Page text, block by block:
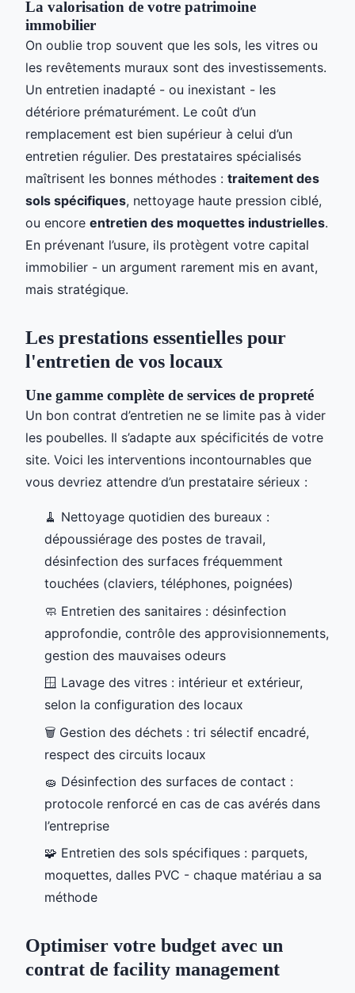
La valorisation de votre patrimoine
immobilier
On oublie trop souvent que les sols, les vitres ou
les revêtements muraux sont des investissements.
Un entretien inadapté - ou inexistant - les
détériore prématurément. Le coût d’un
remplacement est bien supérieur à celui d’un
entretien régulier. Des prestataires spécialisés
maîtrisent les bonnes méthodes : traitement des
sols spécifiques, nettoyage haute pression ciblé,
ou encore entretien des moquettes industrielles.
En prévenant l’usure, ils protègent votre capital
immobilier - un argument rarement mis en avant,
mais stratégique.
Les prestations essentielles pour
l'entretien de vos locaux
Une gamme complète de services de propreté
Un bon contrat d’entretien ne se limite pas à vider
les poubelles. Il s’adapte aux spécificités de votre
site. Voici les interventions incontournables que
vous devriez attendre d’un prestataire sérieux :
🧹 Nettoyage quotidien des bureaux :
dépoussiérage des postes de travail,
désinfection des surfaces fréquemment
touchées (claviers, téléphones, poignées)
🧼 Entretien des sanitaires : désinfection
approfondie, contrôle des approvisionnements,
gestion des mauvaises odeurs
🪟 Lavage des vitres : intérieur et extérieur,
selon la configuration des locaux
🗑️ Gestion des déchets : tri sélectif encadré,
respect des circuits locaux
🧽 Désinfection des surfaces de contact :
protocole renforcé en cas de cas avérés dans
l’entreprise
🧩 Entretien des sols spécifiques : parquets,
moquettes, dalles PVC - chaque matériau a sa
méthode
Optimiser votre budget avec un
contrat de facility management